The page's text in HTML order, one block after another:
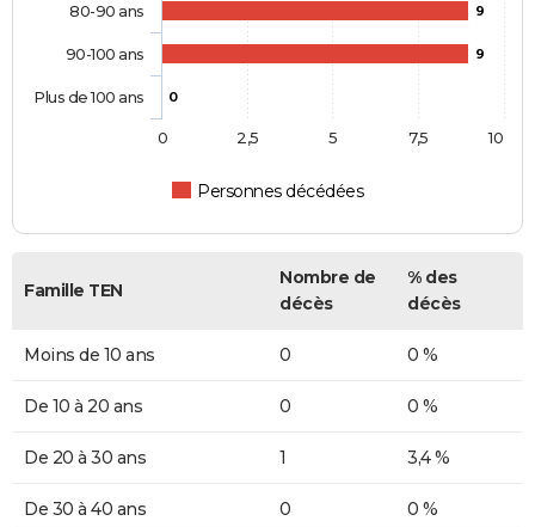
9
9
0
Personnes décédées
80-90 ans
90-100 ans
Plus de 100 ans
0 10
2,5 5 7,5
Famille TEN
Nombre de
décès
% des
décès
Moins de 10 ans 0 0 %
De 10 à 20 ans 0 0 %
De 20 à 30 ans 1 3,4 %
De 30 à 40 ans 0 0 %